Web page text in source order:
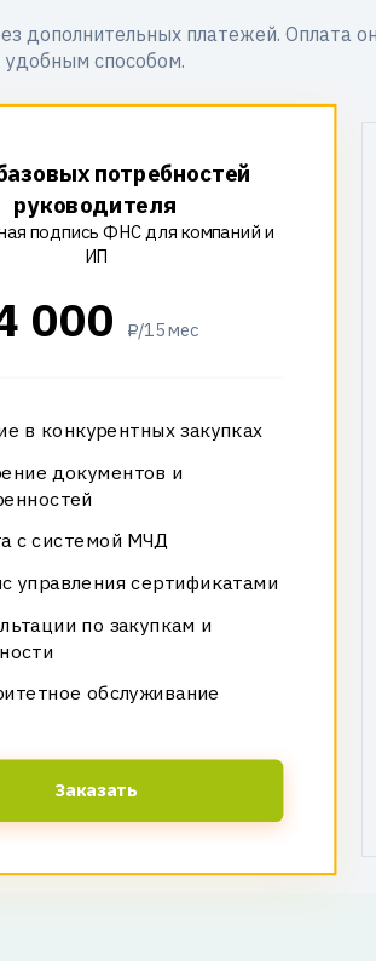
дополнительных платежей. Оплата
удобным способом.
потребностей
руководителя
подпись ФНС для компаний и
ИП
000 ₽/15 мес
в конкурентных закупках
документов и
с системой МЧД
управления сертификатами
по закупкам и
обслуживание
Заказать